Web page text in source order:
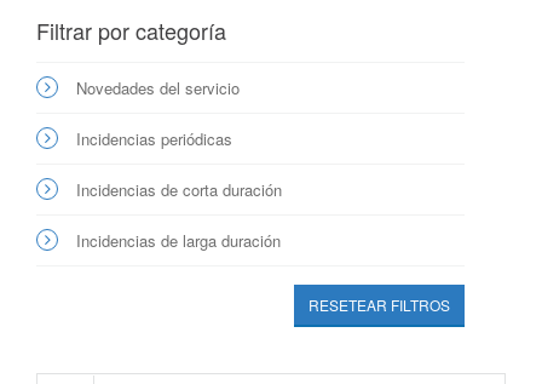
Filtrar por categoría
Novedades del servicio
Incidencias periódicas
Incidencias de corta duración
Incidencias de larga duración
RESETEAR FILTROS